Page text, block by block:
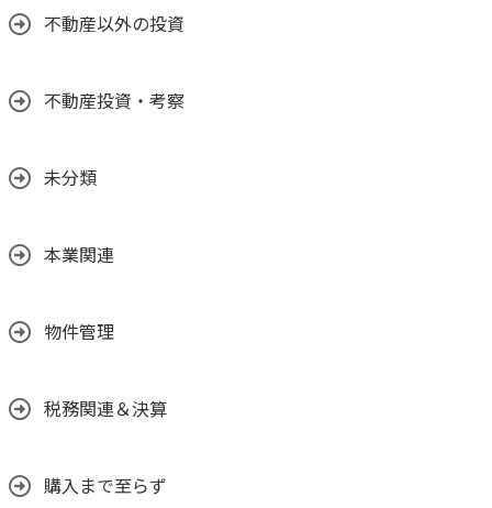
不動産以外の投資
不動産投資・考察
未分類
本業関連
物件管理
税務関連＆決算
購入まで至らず